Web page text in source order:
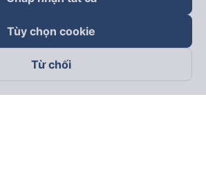
tôi trên
Tùy chọn cookie
Từ chối